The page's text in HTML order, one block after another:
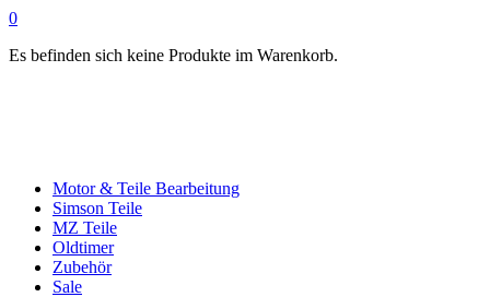
0
Es befinden sich keine Produkte im Warenkorb.
Motor & Teile Bearbeitung
Simson Teile
MZ Teile
Oldtimer
Zubehör
Sale